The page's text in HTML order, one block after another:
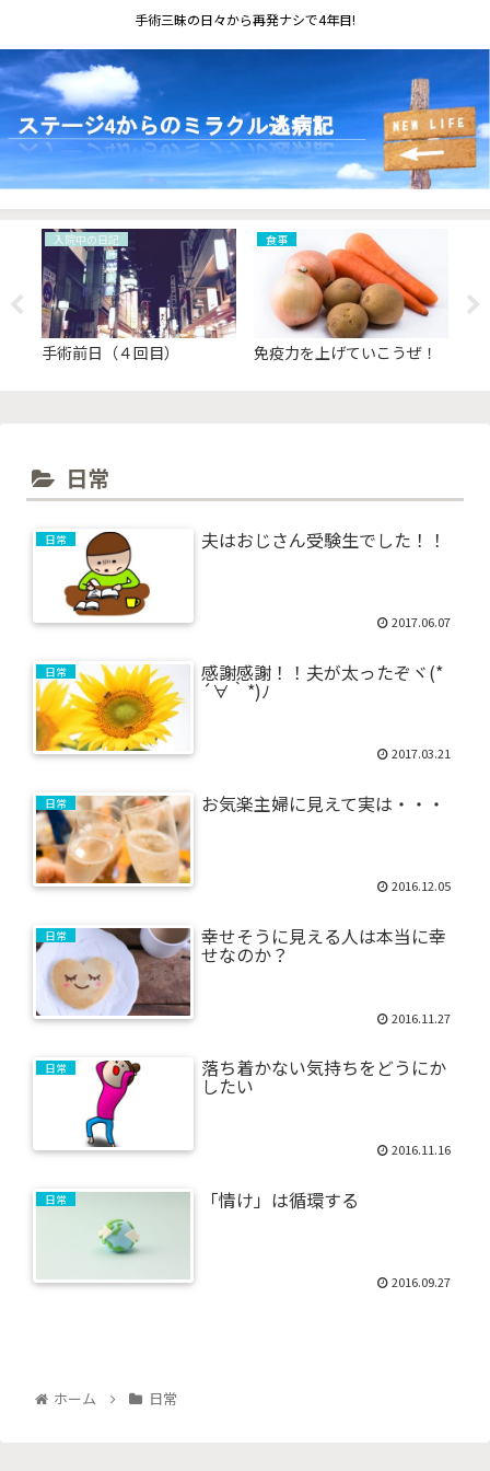
手術三昧の日々から再発ナシで4年目!
入院中の日記
手術前日（４回目）
食事
免疫力を上げていこうぜ！
日常
日常 夫はおじさん受験生でした！！
2017.06.07
日常 感謝感謝！！夫が太ったぞヾ(*
´∀｀*)ﾉ
2017.03.21
日常 お気楽主婦に見えて実は・・・
2016.12.05
日常 幸せそうに見える人は本当に幸
せなのか？
2016.11.27
日常 落ち着かない気持ちをどうにか
したい
2016.11.16
日常 「情け」は循環する
2016.09.27
ホーム 日常